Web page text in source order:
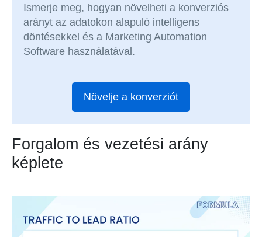
Ismerje meg, hogyan növelheti a konverziós
arányt az adatokon alapuló intelligens
döntésekkel és a Marketing Automation
Software használatával.
Növelje a konverziót
Forgalom és vezetési arány
képlete